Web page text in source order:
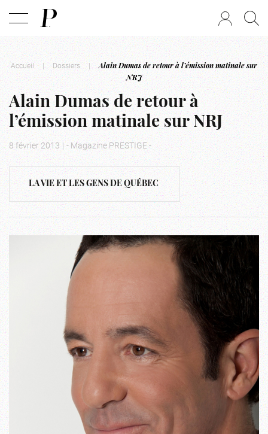
Accueil | Dossiers |
Alain Dumas de retour à l’émission matinale sur
NRJ
Alain Dumas de retour à
l’émission matinale sur NRJ
8 février 2013 | - Magazine PRESTIGE -
LA VIE ET LES GENS DE QUÉBEC